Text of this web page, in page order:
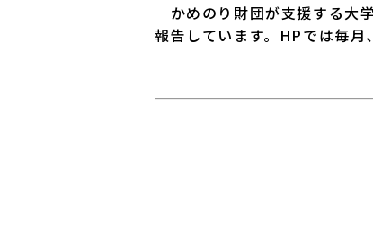
かめのり財団が支援する大
報告しています。HPでは毎月